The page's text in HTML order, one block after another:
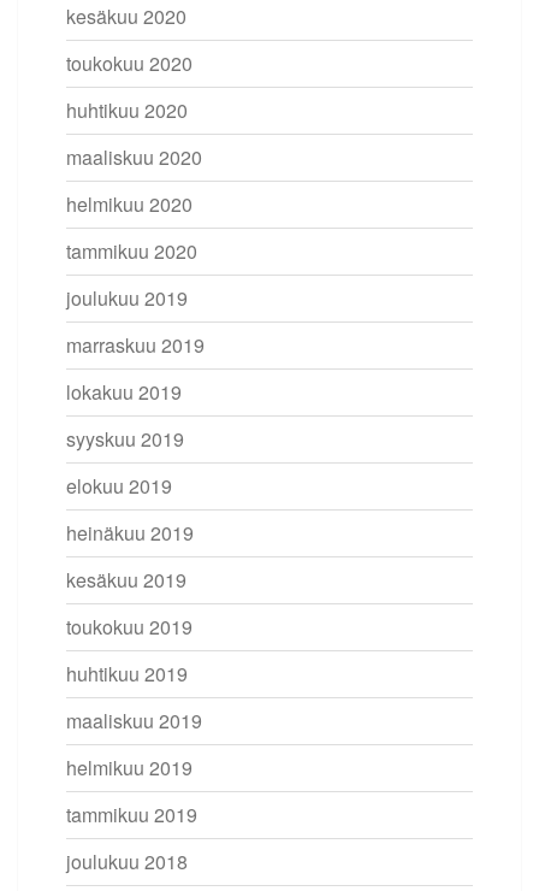
kesäkuu 2020
toukokuu 2020
huhtikuu 2020
maaliskuu 2020
helmikuu 2020
tammikuu 2020
joulukuu 2019
marraskuu 2019
lokakuu 2019
syyskuu 2019
elokuu 2019
heinäkuu 2019
kesäkuu 2019
toukokuu 2019
huhtikuu 2019
maaliskuu 2019
helmikuu 2019
tammikuu 2019
joulukuu 2018